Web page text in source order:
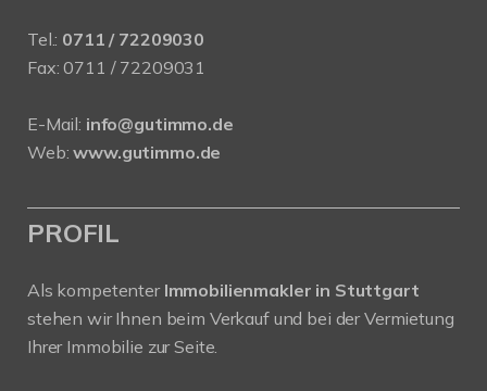
Tel.: 0711 / 72209030
Fax: 0711 / 72209031
E-Mail: info@gutimmo.de
Web:www.gutimmo.de
PROFIL
Als kompetenter Immobilienmakler in Stuttgart
stehen wir Ihnen beim Verkauf und bei der Vermietung
Ihrer Immobilie zur Seite.